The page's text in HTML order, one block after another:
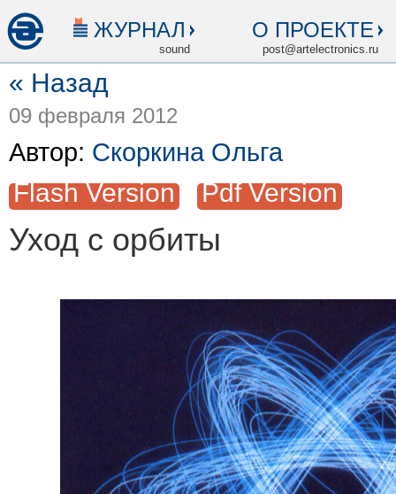
ЖУРНАЛ
sound
О ПРОЕКТЕ
post@artelectronics.ru
« Назад
09 февраля 2012
Автор: Скоркина Ольга
Flash Version Pdf Version
Уход с орбиты